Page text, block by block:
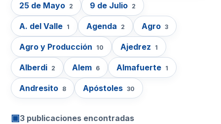
25 de Mayo 2 9 de Julio 2
A. del Valle 1 Agenda 2 Agro 3
Agro y Producción 10 Ajedrez 1
Alberdi 2 Alem 6 Almafuerte 1
Andresito 8 Apóstoles 30
▣3 publicaciones encontradas